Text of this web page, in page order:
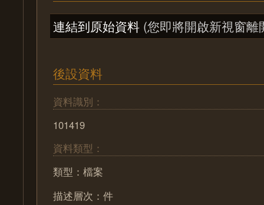
連結到原始資料 (您即將開啟新視窗離
後設資料
資料識別：
101419
資料類型：
類型：檔案
描述層次：件